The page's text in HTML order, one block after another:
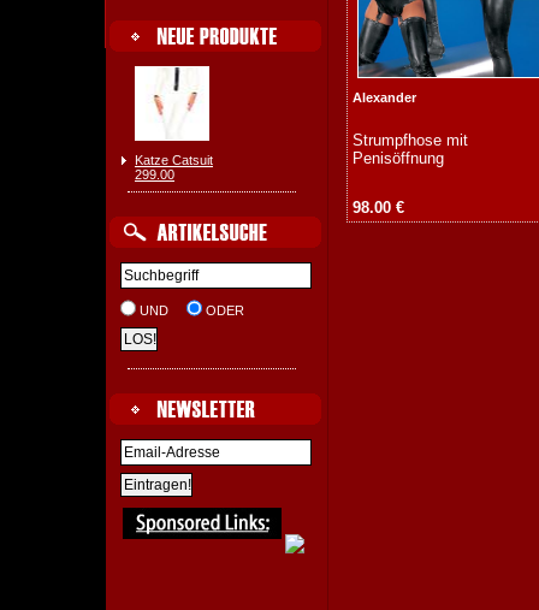
Katze Catsuit
299.00
UND ODER
Alexander
Strumpfhose mit
Penisöffnung
98.00 €